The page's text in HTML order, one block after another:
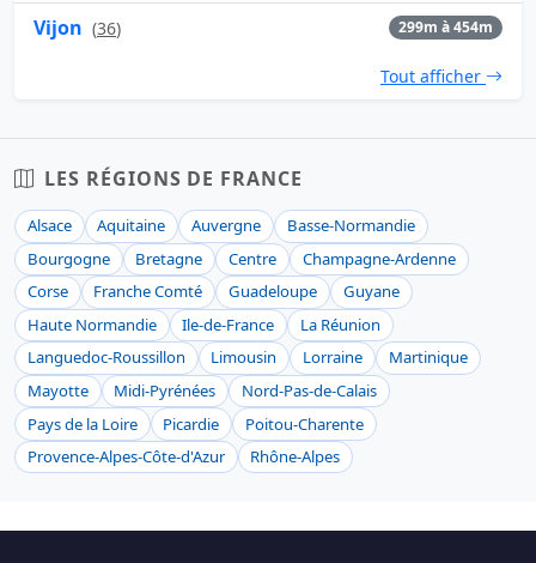
Vijon (36) 299m à 454m
Tout afficher
LES RÉGIONS DE FRANCE
Alsace Aquitaine Auvergne
Basse-Normandie
Bourgogne
Bretagne Centre
Champagne-Ardenne
Corse
Franche Comté Guadeloupe
Guyane
Haute Normandie
Ile-de-France
La Réunion
Languedoc-Roussillon
Limousin Lorraine
Martinique
Mayotte
Midi-Pyrénées
Nord-Pas-de-Calais
Pays de la Loire
Picardie
Poitou-Charente
Provence-Alpes-Côte-d'Azur
Rhône-Alpes